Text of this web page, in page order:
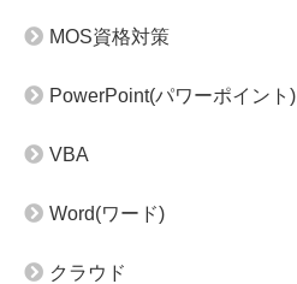
MOS資格対策
PowerPoint(パワーポイント)
VBA
Word(ワード)
クラウド